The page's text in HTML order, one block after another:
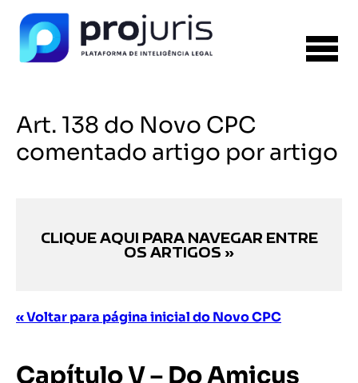
Art. 138 do Novo CPC
comentado artigo por artigo
CLIQUE AQUI PARA NAVEGAR ENTRE
OS ARTIGOS »
« Voltar para página inicial do Novo CPC
Capítulo V – Do Amicus